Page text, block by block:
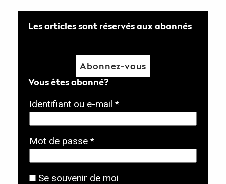
Les articles sont réservés aux abonnés
Abonnez-vous
Vous êtes abonné?
Identifiant ou e-mail *O
i
g
Mot de passe *O
Se souvenir de moi